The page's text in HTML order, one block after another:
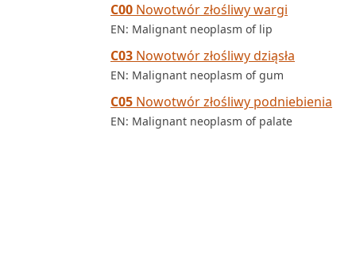
C00 Nowotwór złośliwy wargi
EN: Malignant neoplasm of lip
C03 Nowotwór złośliwy dziąsła
EN: Malignant neoplasm of gum
C05 Nowotwór złośliwy podniebienia
EN: Malignant neoplasm of palate